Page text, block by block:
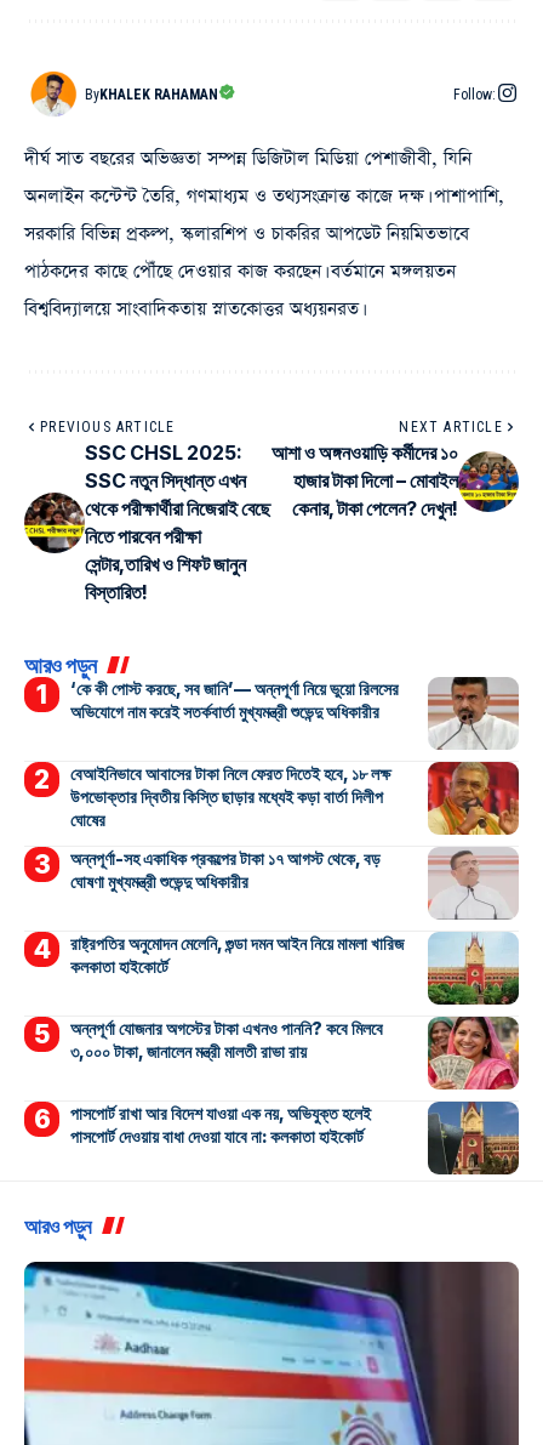
ByKHALEK RAHAMAN Follow:
দীর্ঘ সাত বছরের অভিজ্ঞতা সম্পন্ন ডিজিটাল মিডিয়া পেশাজীবী, যিনি
অনলাইন কন্টেন্ট তৈরি, গণমাধ্যম ও তথ্যসংক্রান্ত কাজে দক্ষ। পাশাপাশি,
সরকারি বিভিন্ন প্রকল্প, স্কলারশিপ ও চাকরির আপডেট নিয়মিতভাবে
পাঠকদের কাছে পৌঁছে দেওয়ার কাজ করছেন। বর্তমানে মঙ্গলয়তন
বিশ্ববিদ্যালয়ে সাংবাদিকতায় স্নাতকোত্তর অধ্যয়নরত।
PREVIOUS ARTICLE
SSC CHSL 2025:
SSC নতুন সিদ্ধান্ত এখন
থেকে পরীক্ষার্থীরা নিজেরাই বেছে
নিতে পারবেন পরীক্ষা
সেন্টার,তারিখ ও শিফট জানুন
বিস্তারিত!
NEXT ARTICLE
আশা ও অঙ্গনওয়াড়ি কর্মীদের ১০
হাজার টাকা দিলো – মোবাইল
কেনার, টাকা পেলেন? দেখুন!
আরও পড়ুন
‘কে কী পোস্ট করছে, সব জানি’— অন্নপূর্ণা নিয়ে ভুয়ো রিলসের
অভিযোগে নাম করেই সতর্কবার্তা মুখ্যমন্ত্রী শুভেন্দু অধিকারীর
বেআইনিভাবে আবাসের টাকা নিলে ফেরত দিতেই হবে, ১৮ লক্ষ
উপভোক্তার দ্বিতীয় কিস্তি ছাড়ার মধ্যেই কড়া বার্তা দিলীপ
ঘোষের
অন্নপূর্ণা-সহ একাধিক প্রকল্পের টাকা ১৭ আগস্ট থেকে, বড়
ঘোষণা মুখ্যমন্ত্রী শুভেন্দু অধিকারীর
রাষ্ট্রপতির অনুমোদন মেলেনি, গুন্ডা দমন আইন নিয়ে মামলা খারিজ
কলকাতা হাইকোর্টে
অন্নপূর্ণা যোজনার অগস্টের টাকা এখনও পাননি? কবে মিলবে
৩,০০০ টাকা, জানালেন মন্ত্রী মালতী রাভা রায়
পাসপোর্ট রাখা আর বিদেশ যাওয়া এক নয়, অভিযুক্ত হলেই
পাসপোর্ট দেওয়ায় বাধা দেওয়া যাবে না: কলকাতা হাইকোর্ট
আরও পড়ুন